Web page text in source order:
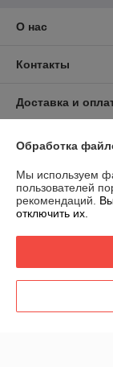
О нас
Контакты
Доставка и
График работы
Полная версия
Политика
Сайт создан на
Обработка
Мы используем
пользователей
рекомендаций.
отключить их.